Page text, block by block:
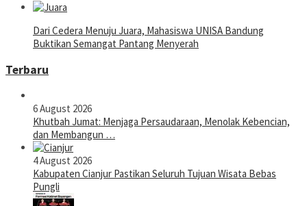
Dari Cedera Menuju Juara, Mahasiswa UNISA Bandung
Buktikan Semangat Pantang Menyerah
Terbaru
6 August 2026
Khutbah Jumat: Menjaga Persaudaraan, Menolak Kebencian,
dan Membangun …
4 August 2026
Kabupaten Cianjur Pastikan Seluruh Tujuan Wisata Bebas
Pungli